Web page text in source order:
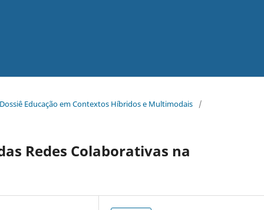
Educação em Contextos Híbridos e Multimodais
/
Redes Colaborativas na